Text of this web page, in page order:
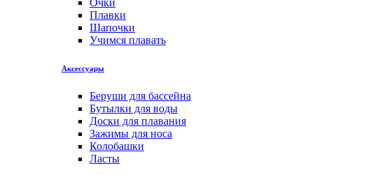
Очки
Плавки
Шапочки
Учимся плавать
Аксессуары
Беруши для бассейна
Бутылки для воды
Доски для плавания
Зажимы для носа
Колобашки
Ласты